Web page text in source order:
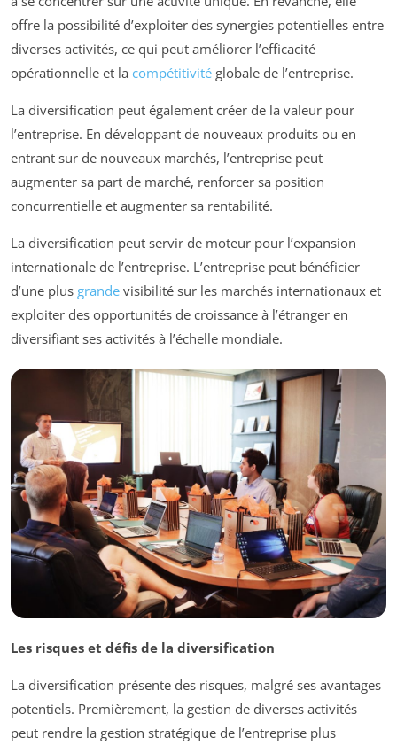
offre la possibilité d’exploiter des synergies potentielles entre
diverses activités, ce qui peut améliorer l’efficacité
opérationnelle et la compétitivité globale de l’entreprise.
La diversification peut également créer de la valeur pour
l’entreprise. En développant de nouveaux produits ou en
entrant sur de nouveaux marchés, l’entreprise peut
augmenter sa part de marché, renforcer sa position
concurrentielle et augmenter sa rentabilité.
La diversification peut servir de moteur pour l’expansion
internationale de l’entreprise. L’entreprise peut bénéficier
d’une plus grande visibilité sur les marchés internationaux et
exploiter des opportunités de croissance à l’étranger en
diversifiant ses activités à l’échelle mondiale.
Les risques et défis de la diversification
La diversification présente des risques, malgré ses avantages
potentiels. Premièrement, la gestion de diverses activités
peut rendre la gestion stratégique de l’entreprise plus